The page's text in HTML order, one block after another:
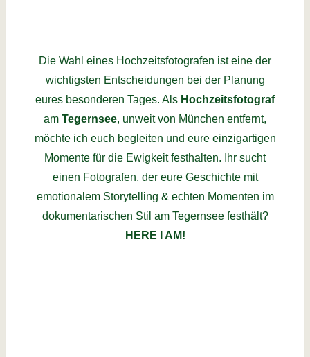
Die Wahl eines Hochzeitsfotografen ist eine der
wichtigsten Entscheidungen bei der Planung
eures besonderen Tages. Als Hochzeitsfotograf
am Tegernsee, unweit von München entfernt,
möchte ich euch begleiten und eure einzigartigen
Momente für die Ewigkeit festhalten. Ihr sucht
einen Fotografen, der eure Geschichte mit
emotionalem Storytelling & echten Momenten im
dokumentarischen Stil am Tegernsee festhält?
HERE I AM!